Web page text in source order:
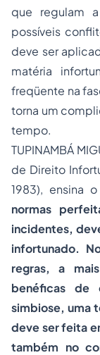
que regulam
possíveis
deve ser
matéria
freqüente na
torna um
tempo.
TUPINAMBÁ
de Direito
1983), ensina
normas
incidentes,
infortunado.
regras, a
benéficas de
simbiose, uma
deve ser feita
também no